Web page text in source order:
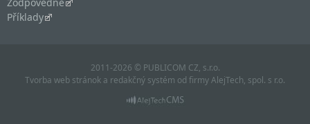
Zodpovědně
Příklady
2011-2026 © PUBLICOM CZ, s.r.o.
Tvorba web stránok a redakčný systém od firmyAlejTech, spol. s r.o.